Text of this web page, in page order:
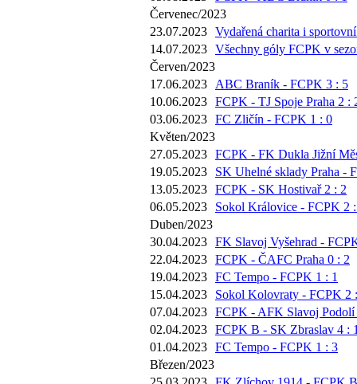
Červenec/2023
23.07.2023 Vydařená charita i
14.07.2023 Všechny góly FCPK v
Červen/2023
17.06.2023
ABC Braník - FCPK 3 : 5
10.06.2023 FCPK - TJ Spoje Praha 2 :
03.06.2023 FC Zličín - FCPK 1 : 0
Květen/2023
27.05.2023 FCPK - FK Dukla Jižní
19.05.2023
SK Uhelné sklady Praha -
13.05.2023 FCPK - SK Hostivař 2 : 2
06.05.2023
Sokol Královice - FCPK 2
Duben/2023
30.04.2023 FK Slavoj Vyšehrad -
22.04.2023 FCPK - ČAFC Praha 0 : 2
19.04.2023 FC Tempo - FCPK 1 : 1
15.04.2023
Sokol Kolovraty - FCPK 2
07.04.2023 FCPK - AFK Slavoj Podolí
02.04.2023 FCPK B - SK Zbraslav 4 :
01.04.2023 FC Tempo - FCPK 1 : 3
Březen/2023